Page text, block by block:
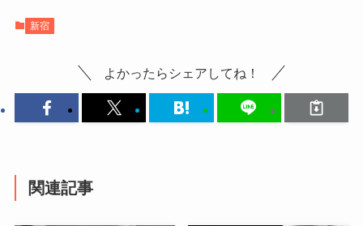
新宿
よかったらシェアしてね！
関連記事